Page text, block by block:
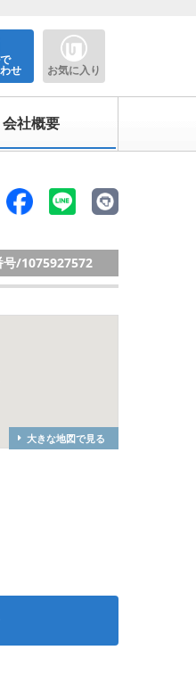
せ お気に入り
会社概要
号/1075927572
大きな地図で見る